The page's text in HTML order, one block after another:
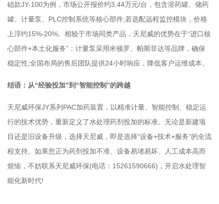
础款JY-100为例，市场公开报价约3.44万元/台，包含溶药罐、储药
罐、计量泵、PLC控制系统等核心部件;若选配远程监控模块，价格
上浮约15%-20%。相较于市场同类产品，天尼威的优势在于“进口核
心部件+本土化服务”：计量泵采用米顿罗、帕斯菲达等品牌，确保
稳定性;全国布局的售后团队提供24小时响应，降低客户运维成本。
结语：从“经验投加”到“智能控制”的跨越
天尼威环保JY系列PAC加药装置，以精准计量、智能控制、稳定运
行的技术优势，重新定义了水处理药剂投加的标准。无论是新建项
目还是旧设备升级，选择天尼威，即是选择“设备+技术+服务”的全流
程支持。如果您正为药剂投加不准、设备易堵易坏、人工成本高而
烦恼，不妨联系天尼威环保(电话：15261590666)，开启水处理智
能化新时代!